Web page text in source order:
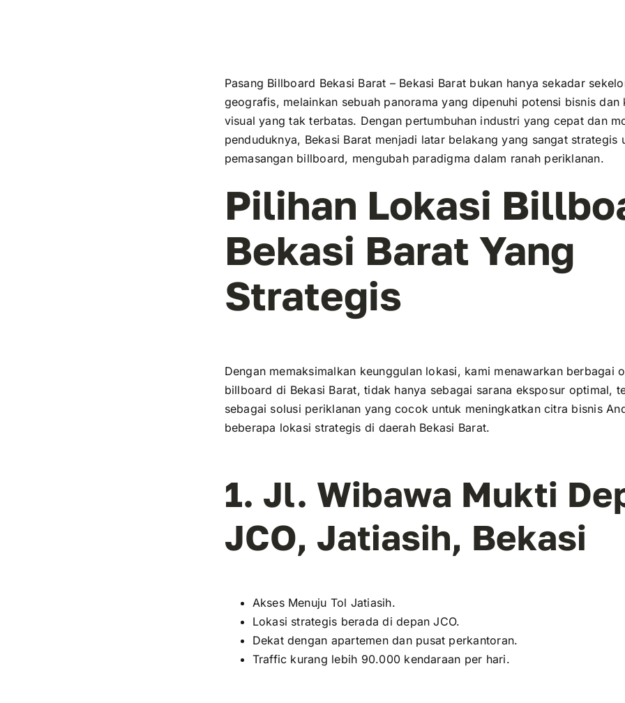
Pasang Billboard Bekasi Barat – Bekasi Barat bukan hanya sekadar
geografis, melainkan sebuah panorama yang dipenuhi potensi bisnis dan
visual yang tak terbatas. Dengan pertumbuhan industri yang cepat dan
penduduknya, Bekasi Barat menjadi latar belakang yang sangat strategis
pemasangan billboard, mengubah paradigma dalam ranah periklanan.
Pilihan Lokasi
Bekasi Barat Yang
Strategis
Dengan memaksimalkan keunggulan lokasi, kami menawarkan berbagai
billboard di Bekasi Barat, tidak hanya sebagai sarana eksposur optimal,
sebagai solusi periklanan yang cocok untuk meningkatkan citra bisnis
beberapa lokasi strategis di daerah Bekasi Barat.
1. Jl. Wibawa Mukti
JCO, Jatiasih, Bekasi
Akses Menuju Tol Jatiasih.
Lokasi strategis berada di depan JCO.
Dekat dengan apartemen dan pusat perkantoran.
Traffic kurang lebih 90.000 kendaraan per hari.